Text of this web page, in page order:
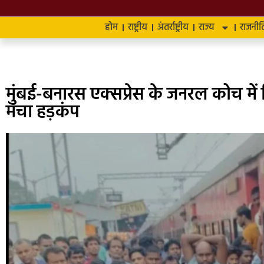
होम राष्ट्रीय अंतर्राष्ट्रीय राज्य
मुंबई-बनारस एक्सप्रेस के जनरल कोच में
मचा हड़कंप